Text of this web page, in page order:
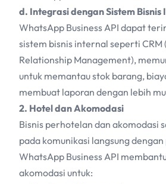
d. Integrasi dengan Sistem Bisnis
WhatsApp Business API dapat
sistem bisnis internal seperti CRM
Relationship Management),
untuk memantau stok barang,
membuat laporan dengan lebih
2. Hotel dan Akomodasi
Bisnis perhotelan dan akomodasi
pada komunikasi langsung
WhatsApp Business API
akomodasi untuk: